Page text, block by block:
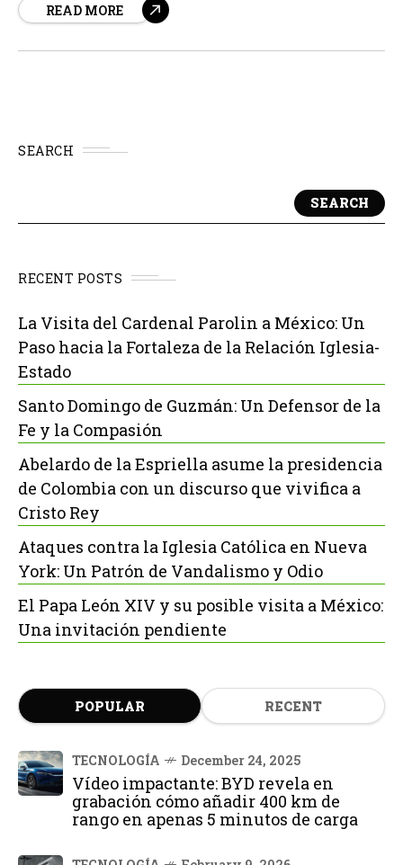
energía solar, desarrollando células solares
READ MORE
SEARCH
SEARCH
RECENT POSTS
La Visita del Cardenal Parolin a México: Un
Paso hacia la Fortaleza de la Relación Iglesia-
Estado
Santo Domingo de Guzmán: Un Defensor de la
Fe y la Compasión
Abelardo de la Espriella asume la presidencia
de Colombia con un discurso que vivifica a
Cristo Rey
Ataques contra la Iglesia Católica en Nueva
York: Un Patrón de Vandalismo y Odio
El Papa León XIV y su posible visita a México:
Una invitación pendiente
POPULAR RECENT
TECNOLOGÍA December 24, 2025
Vídeo impactante: BYD revela en
grabación cómo añadir 400 km de
rango en apenas 5 minutos de carga